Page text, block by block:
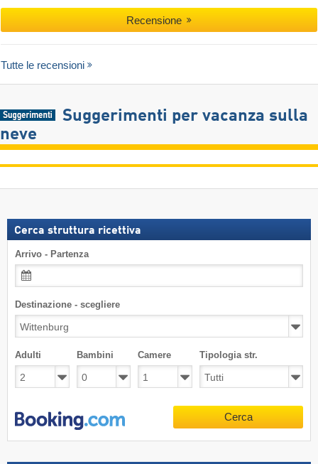
Recensione
Tutte le recensioni
Suggerimenti per vacanza sulla
neve
Cerca struttura ricettiva
Arrivo - Partenza
Destinazione - scegliere
Adulti Bambini Camere Tipologia str.
Cerca